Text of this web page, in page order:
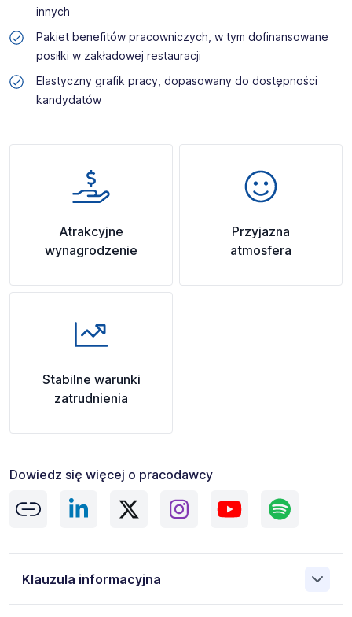
innych
Pakiet benefitów pracowniczych, w tym dofinansowane
posiłki w zakładowej restauracji
Elastyczny grafik pracy, dopasowany do dostępności
kandydatów
Atrakcyjne
wynagrodzenie
Przyjazna
atmosfera
Stabilne warunki
zatrudnienia
Dowiedz się więcej o pracodawcy
Klauzula informacyjna